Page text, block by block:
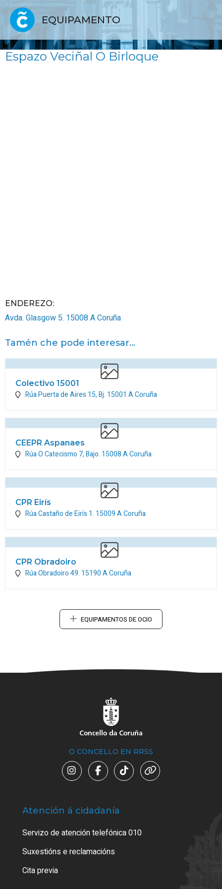
EQUIPAMENTO
Espazo Veciñal O Birloque
ENDEREZO:
Avda. Glasgow 5. 15008A Coruña
Tamén che pode interesar...
Colectivo 15001
Rúa Puerta de Aires 15, Bj. 15001 A Coruña
CEEPR Aspanaes
Rúa O Catecismo 7, Bajo. 15008A Coruña
CPR Eirís
Rúa Castaño de Eirís 1. 15009A Coruña
CPR Obradoiro
Rúa Obradoiro 49. 15190A Coruña
EQUIPAMENTOS DE OCIO
O CONCELLO EN RRSS
Atención á cidadanía
Servizo de atención telefónica 010
Suxestións e reclamacións
Cita previa